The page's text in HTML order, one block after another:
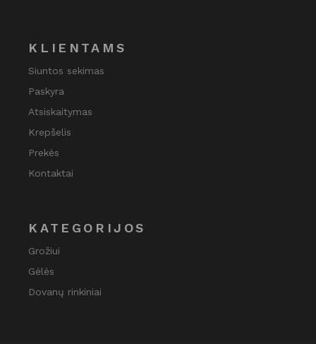
KLIENTAMS
Siuntos sekimas
Paskyra
Atsiskaitymas
Krepšelis
Prekės
Kontaktai
KATEGORIJOS
Grožiui
Gėlės
Dovanų rinkiniai